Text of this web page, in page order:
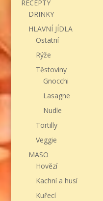
RECEPTY
DRINKY
HLAVNÍ JÍDLA
Ostatní
Rýže
Těstoviny
Gnocchi
Lasagne
Nudle
Tortilly
Veggie
MASO
Hovězí
Kachní a husí
Kuřecí